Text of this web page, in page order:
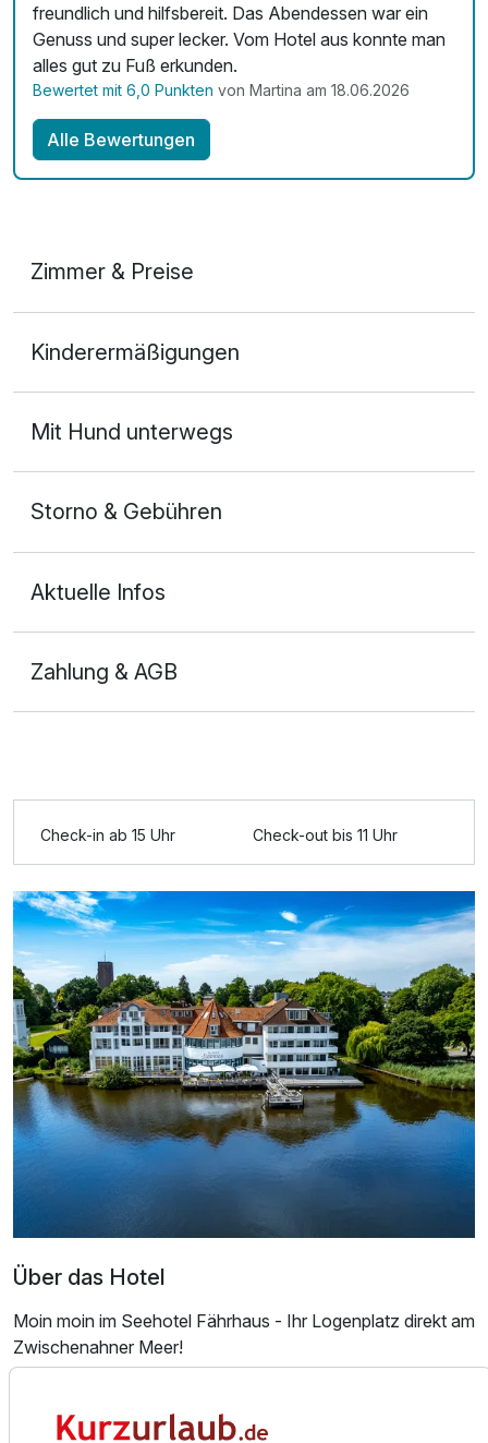
freundlich und hilfsbereit. Das Abendessen war ein
Genuss und super lecker. Vom Hotel aus konnte man
alles gut zu Fuß erkunden.
Bewertet mit 6,0 Punkten von Martina am 18.06.2026
Alle Bewertungen
Zimmer & Preise
2 Erwachsene und 1 Kind
Zusatznächte
Für 4 Tage p.P. ab498,00 €
Doppelzimmer Seeseite
2 Erwachsene und 1 Kind
Ausstattung
Kinderermäßigungen
Mit Hund unterwegs
Storno & Gebühren
Aktuelle Infos
Zahlung & AGB
Check-in ab 15 Uhr Check-out bis 11 Uhr
Über das Hotel
Moin moin im Seehotel Fährhaus - Ihr Logenplatz direkt am
Zwischenahner Meer!
einzige Hotel direkt am Zwischenahner Meer, idyllisch